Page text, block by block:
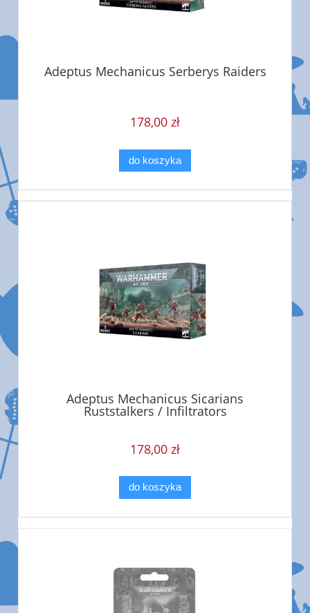
Adeptus Mechanicus Serberys Raiders
178,00 zł
do koszyka
Adeptus Mechanicus Sicarians
Ruststalkers / Infiltrators
178,00 zł
do koszyka